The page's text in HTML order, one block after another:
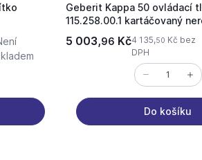
Geberit Kappa 50 ovládací
115.258.00.1 kartáčovaný
5 003,96 Kč4 135,50 Kč bez
DPH
Do košíku